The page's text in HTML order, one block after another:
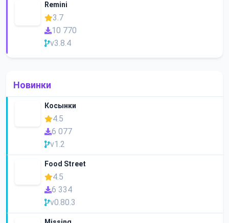
Remini
3.7
10 770
v3.8.4
Новинки
Косынки
4.5
6 077
v1.2
Food Street
4.5
6 334
v0.80.3